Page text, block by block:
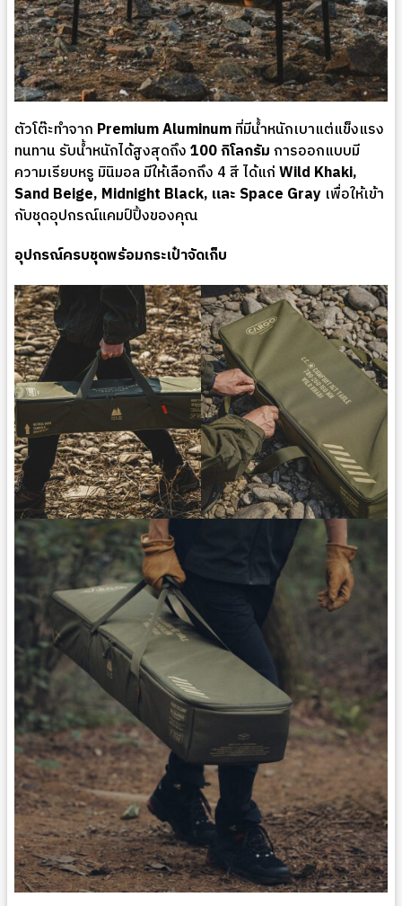
ตัวโต๊ะทำจาก Premium Aluminumที่มีน้ำหนักเบาแต่แข็งแรง
ทนทาน รับน้ำหนักได้สูงสุดถึง100 กิโลกรัมการออกแบบมี
ความเรียบหรู มินิมอล มีให้เลือกถึง 4 สี ได้แก่Wild Khaki,
Sand Beige, Midnight Black, และ Space Gray เพื่อให้เข้า
กับชุดอุปกรณ์แคมป์ปิ้งของคุณ
อุปกรณ์ครบชุดพร้อมกระเป๋าจัดเก็บ